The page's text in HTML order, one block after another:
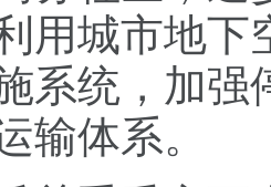
用城市地下
系统，加强
输体系。